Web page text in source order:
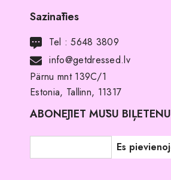
Sazināties
Tel :5648 3809
info@getdressed.lv
Pärnu mnt 139C/1
Estonia, Tallinn, 11317
ABONĒJIET MŪSU BIĻETENU